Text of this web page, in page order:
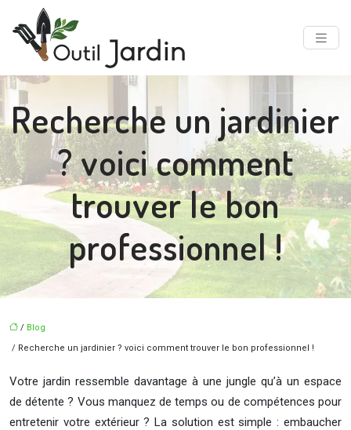
Recherche un jardinier
? voici comment
trouver le bon
professionnel !
/ Blog
/ Recherche un jardinier ? voici comment trouver le bon professionnel !
Votre jardin ressemble davantage à une jungle qu’à un espace
de détente ? Vous manquez de temps ou de compétences pour
entretenir votre extérieur ? La solution est simple : embaucher